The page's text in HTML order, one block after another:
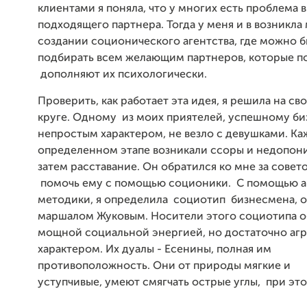
клиентами я поняла, что у многих есть проблема
подходящего партнера. Тогда у меня и в
создании соционического агентства, где можно
подбирать всем желающим партнеров, которые
дополняют их психологически.
Проверить, как работает эта идея, я решила на
круге. Одному из моих приятелей, успешному
непростым характером, не везло с девушками.
определенном этапе возникали ссоры и
затем расставание. Он обратился ко мне за
помочь ему с помощью соционики. С помощью
методики, я определила социотип бизнесмена,
маршалом Жуковым. Носители этого социотипа
мощной социальной энергией, но достаточно
характером. Их дуалы - Есенины, полная им
противоположность. Они от природы мягкие и
уступчивые, умеют смягчать острые углы, при